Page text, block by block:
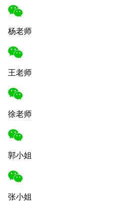
杨老师
王老师
徐老师
郭小姐
张小姐